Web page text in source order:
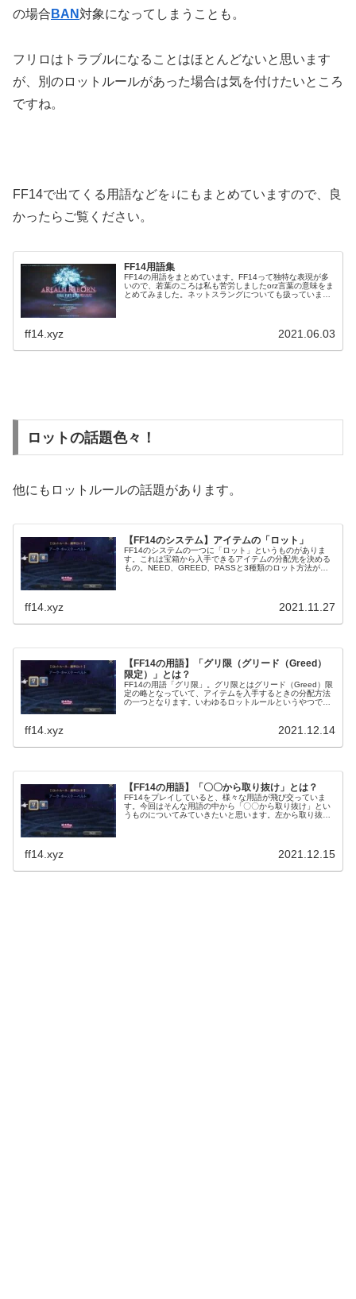
の場合 BAN 対象になってしまうことも。
フリロはトラブルになることはほとんどないと思います
が、別のロットルールがあった場合は気を付けたいところ
ですね。
FF14で出てくる用語などを↓にもまとめていますので、良
かったらご覧ください。
FF14用語集
FF14の用語をまとめています。FF14って独特な表現が多
いので、若葉のころは私も苦労しましたorz言葉の意味をま
とめてみました。ネットスラングについても扱っています
ff14.xyz 2021.06.03
ロットの話題色々！
他にもロットルールの話題があります。
【FF14のシステム】アイテムの「ロット」
FF14のシステムの一つに「ロット」というものがありま
す。これは宝箱から入手できるアイテムの分配先を決める
もの。NEED、GREED、PASSと3種類のロット方法があ
ff14.xyz 2021.11.27
【FF14の用語】「グリ限（グリード（Greed）
限定）」とは？
FF14の用語「グリ限」。グリ限とはグリード（Greed）限
定の略となっていて、アイテムを入手するときの分配方法
の一つとなります。いわゆるロットルールというやつです
ff14.xyz 2021.12.14
【FF14の用語】「〇〇から取り抜け」とは？
FF14をプレイしていると、様々な用語が飛び交っていま
す。今回はそんな用語の中から「〇〇から取り抜け」とい
うものについてみていきたいと思います。左から取り抜け
ff14.xyz 2021.12.15